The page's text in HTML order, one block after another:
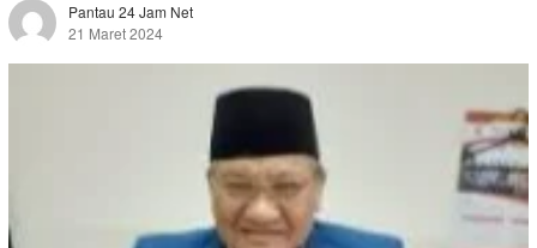
Pantau 24 Jam Net
21 Maret 2024